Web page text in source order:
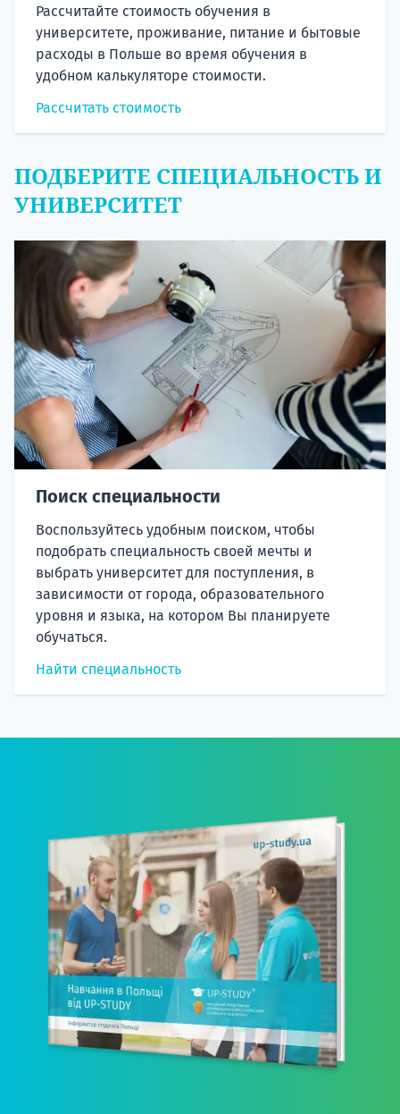
Рассчитайте стоимость обучения в
университете, проживание, питание и бытовые
расходы в Польше во время обучения в
удобном калькуляторе стоимости.
Рассчитать стоимость
ПОДБЕРИТЕ СПЕЦИАЛЬНОСТЬ И
УНИВЕРСИТЕТ
Поиск специальности
Воспользуйтесь удобным поиском, чтобы
подобрать специальность своей мечты и
выбрать университет для поступления, в
зависимости от города, образовательного
уровня и языка, на котором Вы планируете
обучаться.
Найти специальность